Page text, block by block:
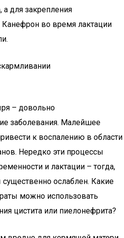
для закрепления
во время лактации
– довольно
заболевания. Малейшее
к воспалению в области
Нередко эти процессы
и лактации – тогда,
ослаблен. Какие
можно использовать
цистита или пиелонефрита?